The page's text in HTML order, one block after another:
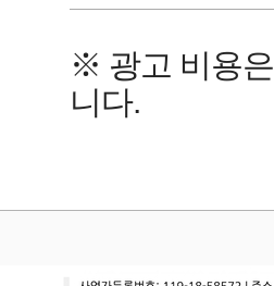
※ 광고 비용
니다.